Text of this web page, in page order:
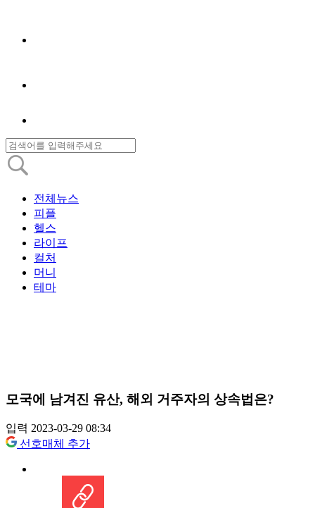
전체뉴스
피플
헬스
라이프
컬처
머니
테마
모국에 남겨진 유산, 해외 거주자의 상속법은?
입력 2023-03-29 08:34
선호매체 추가